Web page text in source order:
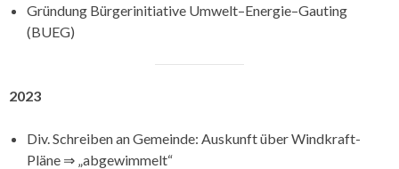
Gründung Bürgerinitiative Umwelt–Energie–Gauting
(BUEG)
2023
Div. Schreiben an Gemeinde: Auskunft über Windkraft-
Pläne ⇒ „abgewimmelt“